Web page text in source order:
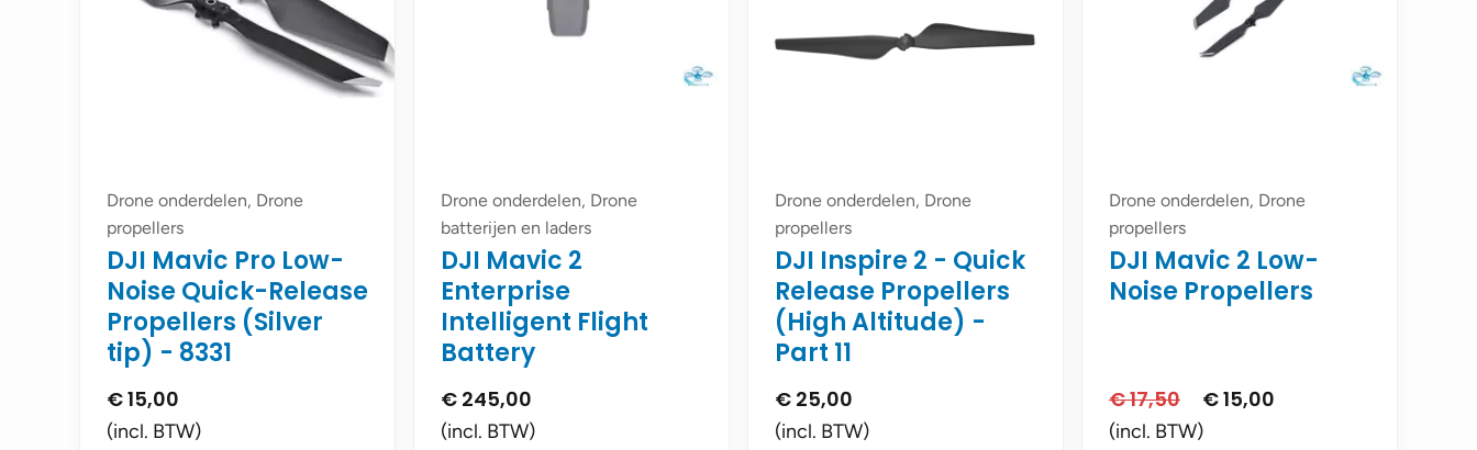
Drone onderdelen, Drone
propellers
DJI Mavic Pro Low-
Noise Quick-Release
Propellers (Silver
tip) - 8331
€15,00
(incl. BTW)
Drone onderdelen, Drone
batterijen en laders
DJI Mavic 2
Enterprise
Intelligent Flight
Battery
€ 245,00
(incl. BTW)
Drone onderdelen, Drone
propellers
DJI Inspire 2 - Quick
Release Propellers
(High Altitude) -
Part 11
€ 25,00
(incl. BTW)
Drone onderdelen, Drone
propellers
DJI Mavic 2 Low-
Noise Propellers
€17,50
Oorspronkelijke
prijs
€15,00
(incl. BTW)